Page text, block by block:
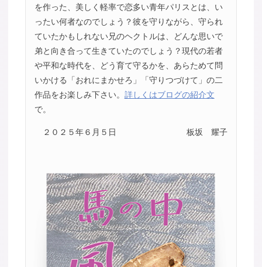
を作った、美しく軽率で恋多い青年パリスとは、い
ったい何者なのでしょう？彼を守りながら、守られ
ていたかもしれない兄のヘクトルは、どんな思いで
弟と向き合って生きていたのでしょう？現代の若者
や平和な時代を、どう育て守るかを、あらためて問
いかける「おれにまかせろ」「守りつづけて」の二
作品をお楽しみ下さい。 詳しくはブログの紹介文
で。
２０２５年６月５日 板坂 耀子